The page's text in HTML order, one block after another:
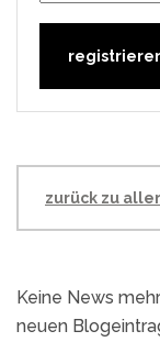
zurück zu
Keine News
neuen